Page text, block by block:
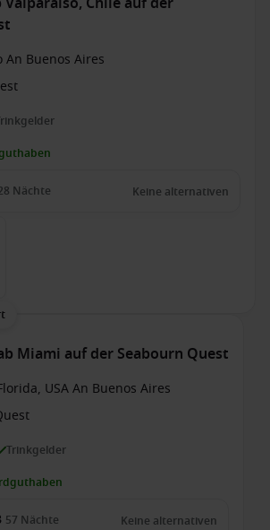
An Buenos Aires
Nächte Keine alternativen
Miami auf der Seabourn Quest
USA An Buenos Aires
Trinkgelder
57 Nächte Keine alternativen